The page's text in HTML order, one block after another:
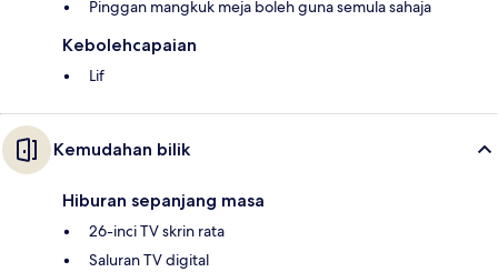
Pinggan mangkuk meja boleh guna semula sahaja
Kebolehcapaian
Lif
Kemudahan bilik
Hiburan sepanjang masa
26-inci TV skrin rata
Saluran TV digital